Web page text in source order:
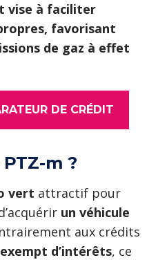
vise à faciliter
favorisant
de gaz à effet
DE CRÉDIT
PTZ-m ?
vert attractif pour
un véhicule
aux crédits
d’intérêts, ce